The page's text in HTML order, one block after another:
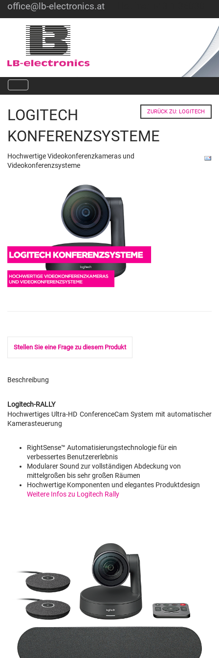
office@lb-electronics.at
ZURÜCK ZU: LOGITECH
LOGITECH
KONFERENZSYSTEME
Hochwertige Videokonferenzkameras und
Videokonferenzsysteme
Stellen Sie eine Frage zu diesem Produkt
Beschreibung
Logitech-RALLY
Hochwertiges Ultra-HD ConferenceCam System mit automatischer
Kamerasteuerung
RightSense™ Automatisierungstechnologie für ein
verbessertes Benutzererlebnis
Modularer Sound zur vollständigen Abdeckung von
mittelgroßen bis sehr großen Räumen
Hochwertige Komponenten und elegantes Produktdesign
Weitere Infos zu Logitech Rally